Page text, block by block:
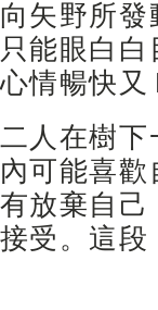
矢野所
能眼白
情暢快又
人在樹
可能喜
放棄自
受。這